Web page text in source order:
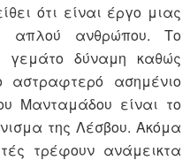
ότι είναι έργο μιας
απλού ανθρώπου. Το
γεμάτο δύναμη καθώς
ασημένιο
Μανταμάδου είναι το
της Λέσβου. Ακόμα
τρέφουν ανάμεικτα